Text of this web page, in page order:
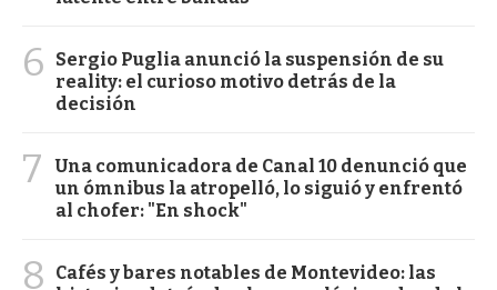
6
Sergio Puglia anunció la suspensión de su
reality: el curioso motivo detrás de la
decisión
7
Una comunicadora de Canal 10 denunció que
un ómnibus la atropelló, lo siguió y enfrentó
al chofer: "En shock"
8
Cafés y bares notables de Montevideo: las